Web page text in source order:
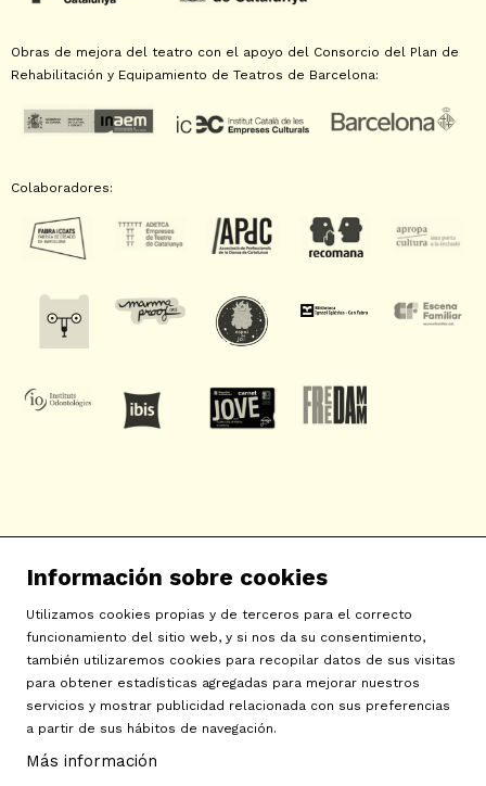
Obras de mejora del teatro con el apoyo del Consorcio del Plan de
Rehabilitación y Equipamiento de Teatros de Barcelona:
Colaboradores:
c/ Neopàtria, 54
08030 Barcelona
info@sat-teatre.cat | 933457930
Sitemap | Aviso Legal | Uso de Cookies | Contactar
Política de privacidad
| Declaración de accesibilidad
Información sobre cookies
Utilizamos cookies propias y de terceros para el correcto
funcionamiento del sitio web, y si nos da su consentimiento,
también utilizaremos cookies para recopilar datos de sus visitas
para obtener estadísticas agregadas para mejorar nuestros
servicios y mostrar publicidad relacionada con sus preferencias
a partir de sus hábitos de navegación.
Más información